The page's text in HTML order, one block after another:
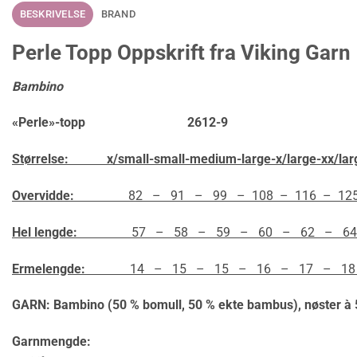
BESKRIVELSE BRAND
Perle Topp Oppskrift fra Viking Garn
Bambino
«Perle»-topp 2612-9
Størrelse: x/small-small-medium-large-x/large-xx/
Overvidde: 82 – 91 – 99 – 108 – 116 – 125
Hel lengde: 57 – 58 – 59 – 60 – 62 – 64
Ermelengde: 14 – 15 – 15 – 16 – 17 – 18
GARN: Bambino (50 % bomull, 50 % ekte bambus), nøster à
Garnmengde: